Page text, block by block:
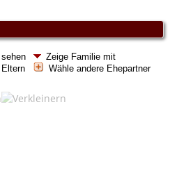
Zeige Familie mit
Wähle andere Ehepartner